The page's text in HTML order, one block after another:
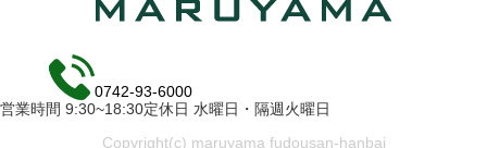
0742-93-6000
営業時間 9:30~18:30定休日 水曜日・隔週火曜日
Copyright(c) maruyama fudousan-hanbai